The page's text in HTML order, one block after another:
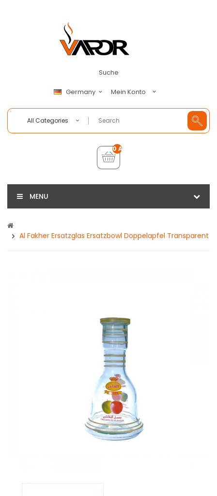
Suche
Germany Mein Konto
All Categories
0 Artikel - €0,00
MENU
Al Fakher Ersatzglas Ersatzbowl Doppelapfel Transparent